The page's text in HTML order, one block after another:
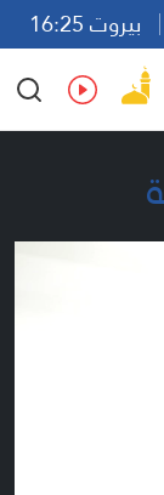
بيروت 16:25
Ar
En Fr Es